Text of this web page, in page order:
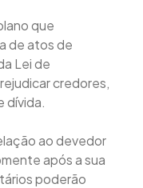
que
de atos de
Lei de
credores,
dívida.
ao devedor
após a sua
poderão